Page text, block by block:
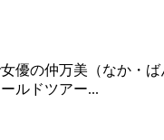
優の仲万美（なか・
ルドツアー...